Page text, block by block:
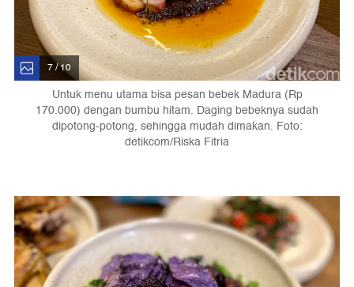
7 / 10
Untuk menu utama bisa pesan bebek Madura (Rp
170.000) dengan bumbu hitam. Daging bebeknya sudah
dipotong-potong, sehingga mudah dimakan. Foto:
detikcom/Riska Fitria